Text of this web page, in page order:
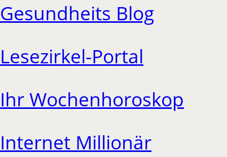
Gesundheits Blog
Lesezirkel-Portal
Ihr Wochenhoroskop
Internet Millionär